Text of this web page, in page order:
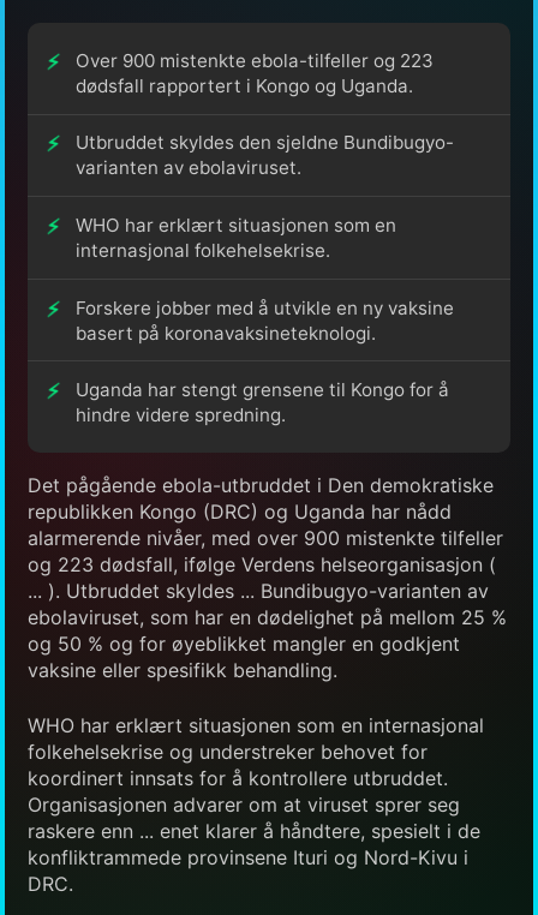
Over 900 mistenkte ebola-tilfeller og 223
dødsfall rapportert i Kongo og Uganda.
Utbruddet skyldes den sjeldne Bundibugyo-
varianten av ebolaviruset.
WHO har erklært situasjonen som en
internasjonal folkehelsekrise.
Forskere jobber med å utvikle en ny vaksine
basert på koronavaksineteknologi.
Uganda har stengt grensene til Kongo for å
hindre videre spredning.
Det pågående ebola-utbruddet i Den demokratiske
republikken Kongo (DRC) og Uganda har nådd
alarmerende nivåer, med over 900 mistenkte tilfeller
og 223 dødsfall, ifølge Verdens helseorganisasjon (
... ). Utbruddet skyldes ... Bundibugyo-varianten av
ebolaviruset, som har en dødelighet på mellom 25 %
og 50 % og for øyeblikket mangler en godkjent
vaksine eller spesifikk behandling.
WHO har erklært situasjonen som en internasjonal
folkehelsekrise og understreker behovet for
koordinert innsats for å kontrollere utbruddet.
Organisasjonen advarer om at viruset sprer seg
raskere enn ... enet klarer å håndtere, spesielt i de
konfliktrammede provinsene Ituri og Nord-Kivu i
DRC.